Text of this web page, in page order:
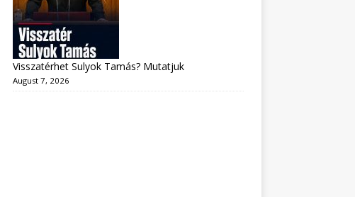
Visszatérhet Sulyok Tamás? Mutatjuk
August 7, 2026